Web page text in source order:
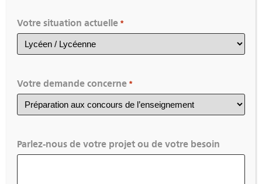
COLLEGE ET LYCEE
UN PARCOURS COMPLET ET PERSONNALISE DE
JUILLET 2026 A JUIN 2027 !
Rejoignez nous au CEPEC pour préparer les9
Votre situation actuelle *
Votre demande concerne *
Parlez-nous de votre projet ou de votre besoin